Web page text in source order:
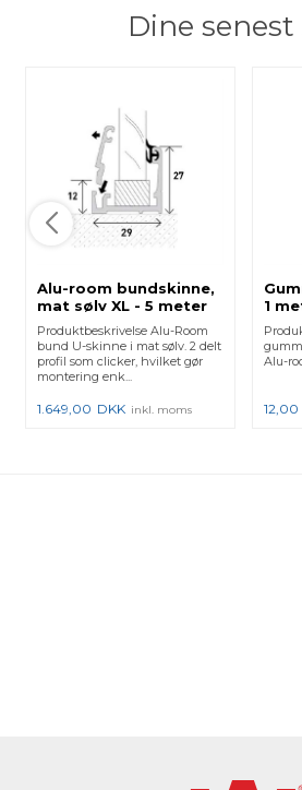
Dine senest
Alu-room bundskinne,
mat sølv XL - 5 meter
Produktbeskrivelse Alu-Room
bund U-skinne i mat sølv. 2 delt
profil som clicker, hvilket gør
montering enk...
1.649,00 DKK inkl. moms
1
Alu-
12,00